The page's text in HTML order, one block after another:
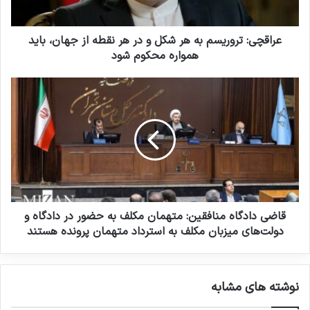
انتشار شاخص تروریسم جهانی در
سال 2022: افغانستان همچنان در
صدر متاثرین از تروریسم
بررسی فیلم‌ها و سریال‌های ایرانی با
موضوع داعش
در حالی که سایر شرکت‌های چندملیتی در سال ۲۰۱۲
سوریه را ترک کردند، لافارژ در آن زمان فقط کارمندان
خارجی خود را خارج کرد و سوری‌ها را تا سپتامبر
۲۰۱۴ که داعش کنترل منطقه‌ای که کارخانه در آن
عراقچی: تروریسم به هر شکل و در هر نقطه از جهان، باید
همواره محکوم شود
قاضی دادگاه منافقین: متهمان مکلف به حضور در دادگاه و
دولت‌های میزبان مکلف به استرداد متهمان پرونده هستند
نوشته های مشابه